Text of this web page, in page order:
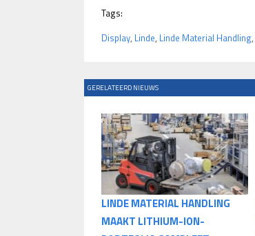
Tags:
Display, Linde, Linde Material Handling,
GERELATEERD NIEUWS
LINDE MATERIAL HANDLING
MAAKT LITHIUM-ION-